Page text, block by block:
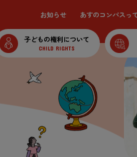
子どもの権利について
CHILD RIGHTS
お知らせ あすのコンパスっ